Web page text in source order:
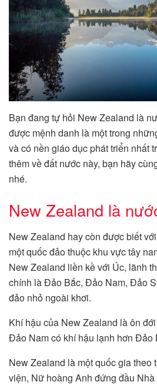
Bạn đang tự hỏi New Zealand là
được mệnh danh là một trong
và có nền giáo dục phát triển nhất
thêm về đất nước này, bạn hãy
nhé.
New Zealand là
New Zealand hay còn được biết
một quốc đảo thuộc khu vực tây
New Zealand liền kề với Úc, lãnh
chính là Đảo Bắc, Đảo Nam, Đảo
đảo nhỏ ngoài khơi.
Khí hậu của New Zealand là ôn
Đảo Nam có khí hậu lạnh hơn Đảo
New Zealand là một quốc gia theo
viện, Nữ hoàng Anh đứng đầu